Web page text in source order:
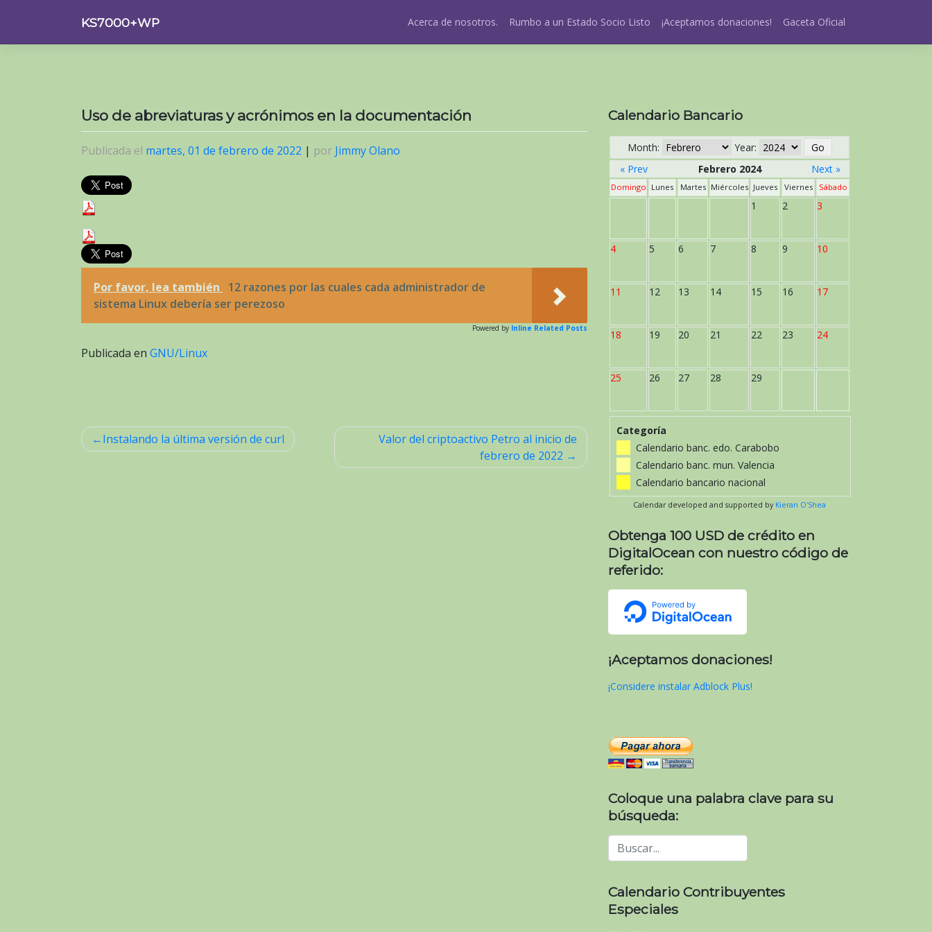
contenido
KS7000+WP Acerca de nosotros. Rumbo a un Estado Socio Listo ¡Aceptamos donaciones! Gaceta Oficial
Uso de abreviaturas y acrónimos en la documentación
Publicada el martes, 01 de febrero de 2022 | por Jimmy Olano
Por favor, lea también
12 razones por las cuales cada administrador de
sistema Linux debería ser perezoso
Powered by Inline Related Posts
Publicada en GNU/Linux
Navegación
Instalando la última versión de curl
Valor del criptoactivo Petro al inicio de
febrero de 2022
Calendario Bancario
Month:
Year:
« Prev
Febrero 2024 Next »
Domingo Lunes Martes Miércoles Jueves Viernes Sábado
1 2 3
4 5 6 7 8 9 10
11 12 13 14 15 16 17
18 19 20 21 22 23 24
25 26 27 28 29
Categoría
Calendario banc. edo. Carabobo
Calendario banc. mun. Valencia
Calendario bancario nacional
Calendar developed and supported by Kieran O'Shea
Obtenga 100 USD de crédito en
DigitalOcean con nuestro código de
referido:
¡Aceptamos donaciones!
¡Considere instalar Adblock Plus!
Coloque una palabra clave para su
búsqueda:
Calendario Contribuyentes
Especiales